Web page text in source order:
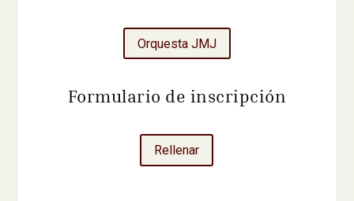
Orquesta JMJ
Formulario de inscripción
Rellenar